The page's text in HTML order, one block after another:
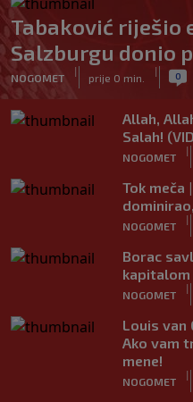
Tabaković riješio
Salzburgu donio
NOGOMET
|
prije 0 min.
| 0
Allah,
Salah!
NOGOMET
|
Tok meča
NOGOMET
|
Borac
kapitalom
NOGOMET
|
Louis van
Ako vam
mene!
NOGOMET
|